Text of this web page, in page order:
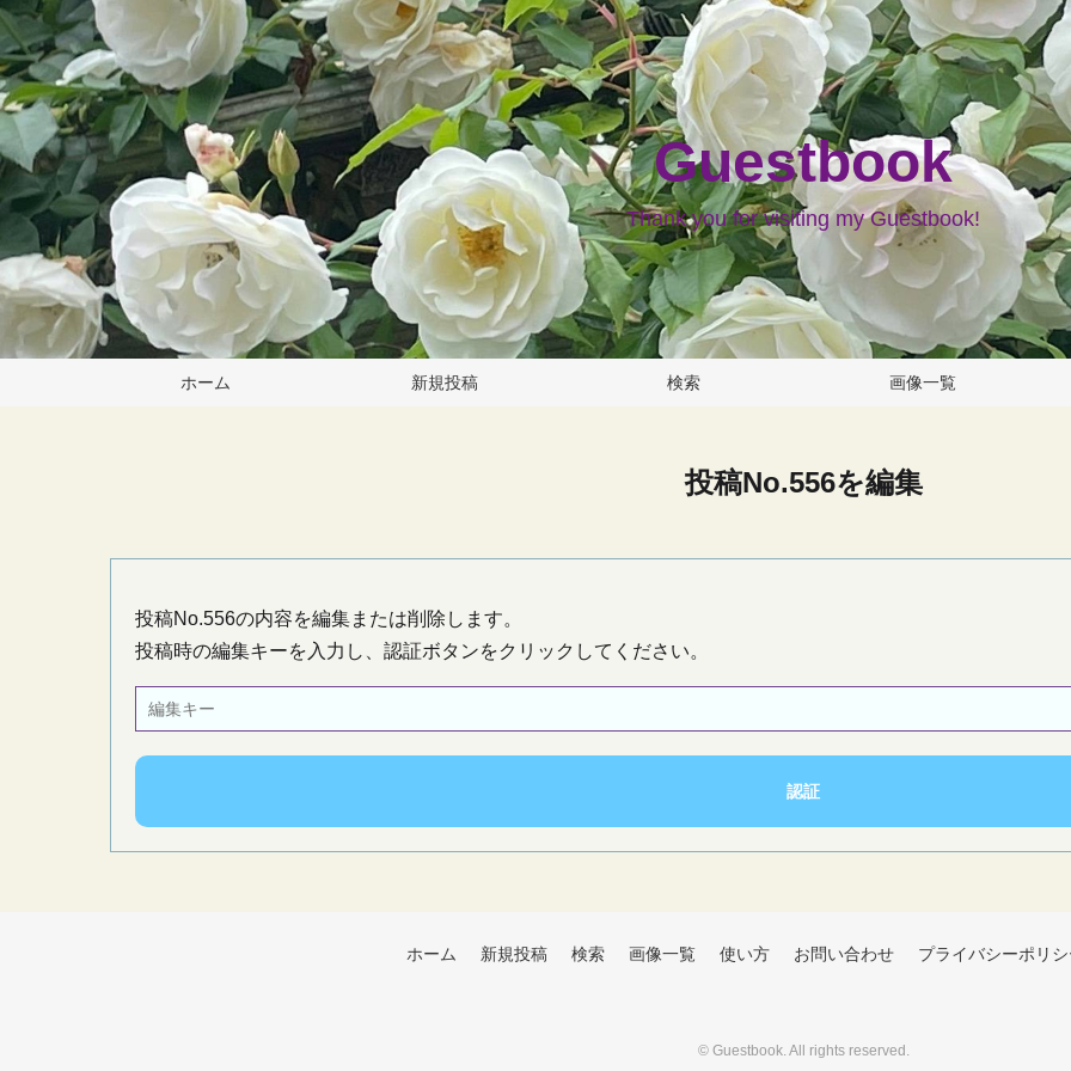
Guestbook
Thank you for visiting my Guestbook!
ホーム 新規投稿 検索 画像一覧
投稿No.556を編集
投稿No.556の内容を編集または削除します。
投稿時の編集キーを入力し、認証ボタンをクリックしてください。
ホーム 新規投稿 検索 画像一覧 使い方 お問い合わせ プライバシーポリシ
© Guestbook. All rights reserved.